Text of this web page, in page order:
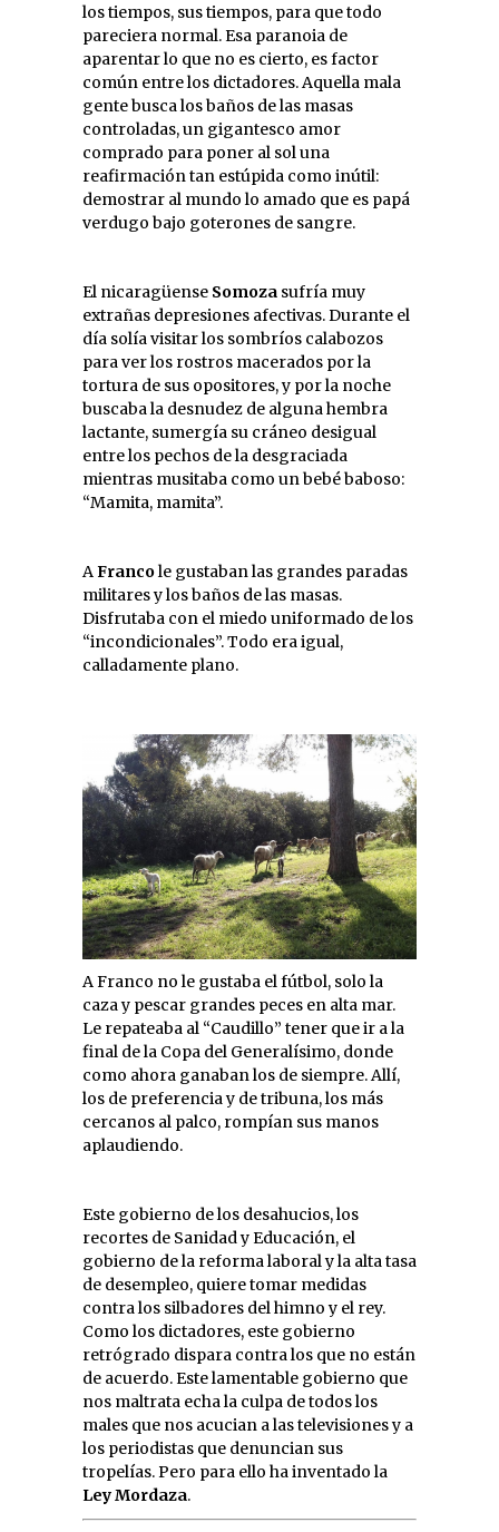
los tiempos, sus tiempos, para que todo
pareciera normal. Esa paranoia de
aparentar lo que no es cierto, es factor
común entre los dictadores. Aquella mala
gente busca los baños de las masas
controladas, un gigantesco amor
comprado para poner al sol una
reafirmación tan estúpida como inútil:
demostrar al mundo lo amado que es papá
verdugo bajo goterones de sangre.
El nicaragüense Somoza sufría muy
extrañas depresiones afectivas. Durante el
día solía visitar los sombríos calabozos
para ver los rostros macerados por la
tortura de sus opositores, y por la noche
buscaba la desnudez de alguna hembra
lactante, sumergía su cráneo desigual
entre los pechos de la desgraciada
mientras musitaba como un bebé baboso:
“Mamita, mamita”.
AFrancole gustaban las grandes paradas
militares y los baños de las masas.
Disfrutaba con el miedo uniformado de los
“incondicionales”. Todo era igual,
calladamente plano.
A Franco no le gustaba el fútbol, solo la
caza y pescar grandes peces en alta mar.
Le repateaba al “Caudillo” tener que ir a la
final de la Copa del Generalísimo, donde
como ahora ganaban los de siempre. Allí,
los de preferencia y de tribuna, los más
cercanos al palco, rompían sus manos
aplaudiendo.
Este gobierno de los desahucios, los
recortes de Sanidad y Educación, el
gobierno de la reforma laboral y la alta tasa
de desempleo, quiere tomar medidas
contra los silbadores del himno y el rey.
Como los dictadores, este gobierno
retrógrado dispara contra los que no están
de acuerdo. Este lamentable gobierno que
nos maltrata echa la culpa de todos los
males que nos acucian a las televisiones y a
los periodistas que denuncian sus
tropelías. Pero para ello ha inventado la
Ley Mordaza.